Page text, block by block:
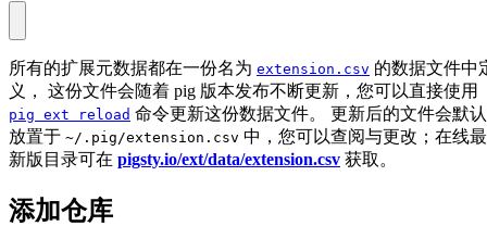
所有的扩展元数据都在一份名为 extension.csv 的数据文件中
义， 这份文件会随着 pig 版本发布不断更新，您可以直接使用
pig ext reload 命令更新这份数据文件。 更新后的文件会默认
放置于 ~/.pig/extension.csv 中，您可以查阅与更改；在线最
新版目录可在 pigsty.io/ext/data/extension.csv 获取。
添加仓库